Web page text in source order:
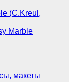
(C.Kreul,
Marble
макеты